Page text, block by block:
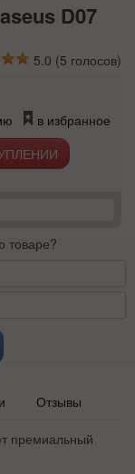
D07
5.0 (5 голосов)
в избранное
товаре?
Отзывы
премиальный